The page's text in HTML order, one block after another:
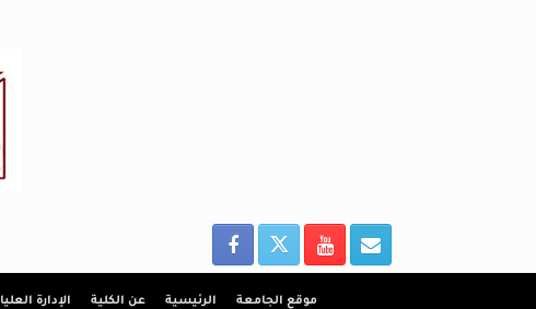
موقع الجامعة الرئيسية عن الكلية الإدارة العليا